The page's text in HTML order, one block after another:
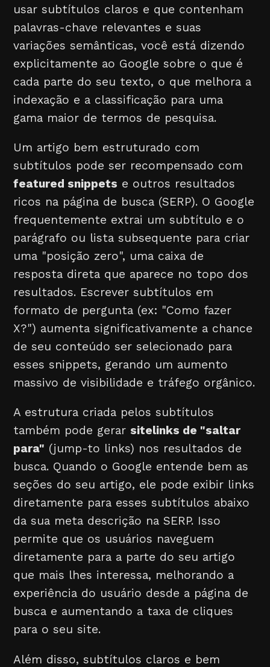
usar subtítulos claros e que contenham
palavras-chave relevantes e suas
variações semânticas, você está dizendo
explicitamente ao Google sobre o que é
cada parte do seu texto, o que melhora a
indexação e a classificação para uma
gama maior de termos de pesquisa.
Um artigo bem estruturado com
subtítulos pode ser recompensado com
featured snippets e outros resultados
ricos na página de busca (SERP). O Google
frequentemente extrai um subtítulo e o
parágrafo ou lista subsequente para criar
uma "posição zero", uma caixa de
resposta direta que aparece no topo dos
resultados. Escrever subtítulos em
formato de pergunta (ex: "Como fazer
X?") aumenta significativamente a chance
de seu conteúdo ser selecionado para
esses snippets, gerando um aumento
massivo de visibilidade e tráfego orgânico.
A estrutura criada pelos subtítulos
também pode gerar sitelinks de "saltar
para" (jump-to links) nos resultados de
busca. Quando o Google entende bem as
seções do seu artigo, ele pode exibir links
diretamente para esses subtítulos abaixo
da sua meta descrição na SERP. Isso
permite que os usuários naveguem
diretamente para a parte do seu artigo
que mais lhes interessa, melhorando a
experiência do usuário desde a página de
busca e aumentando a taxa de cliques
para o seu site.
Além disso, subtítulos claros e bem